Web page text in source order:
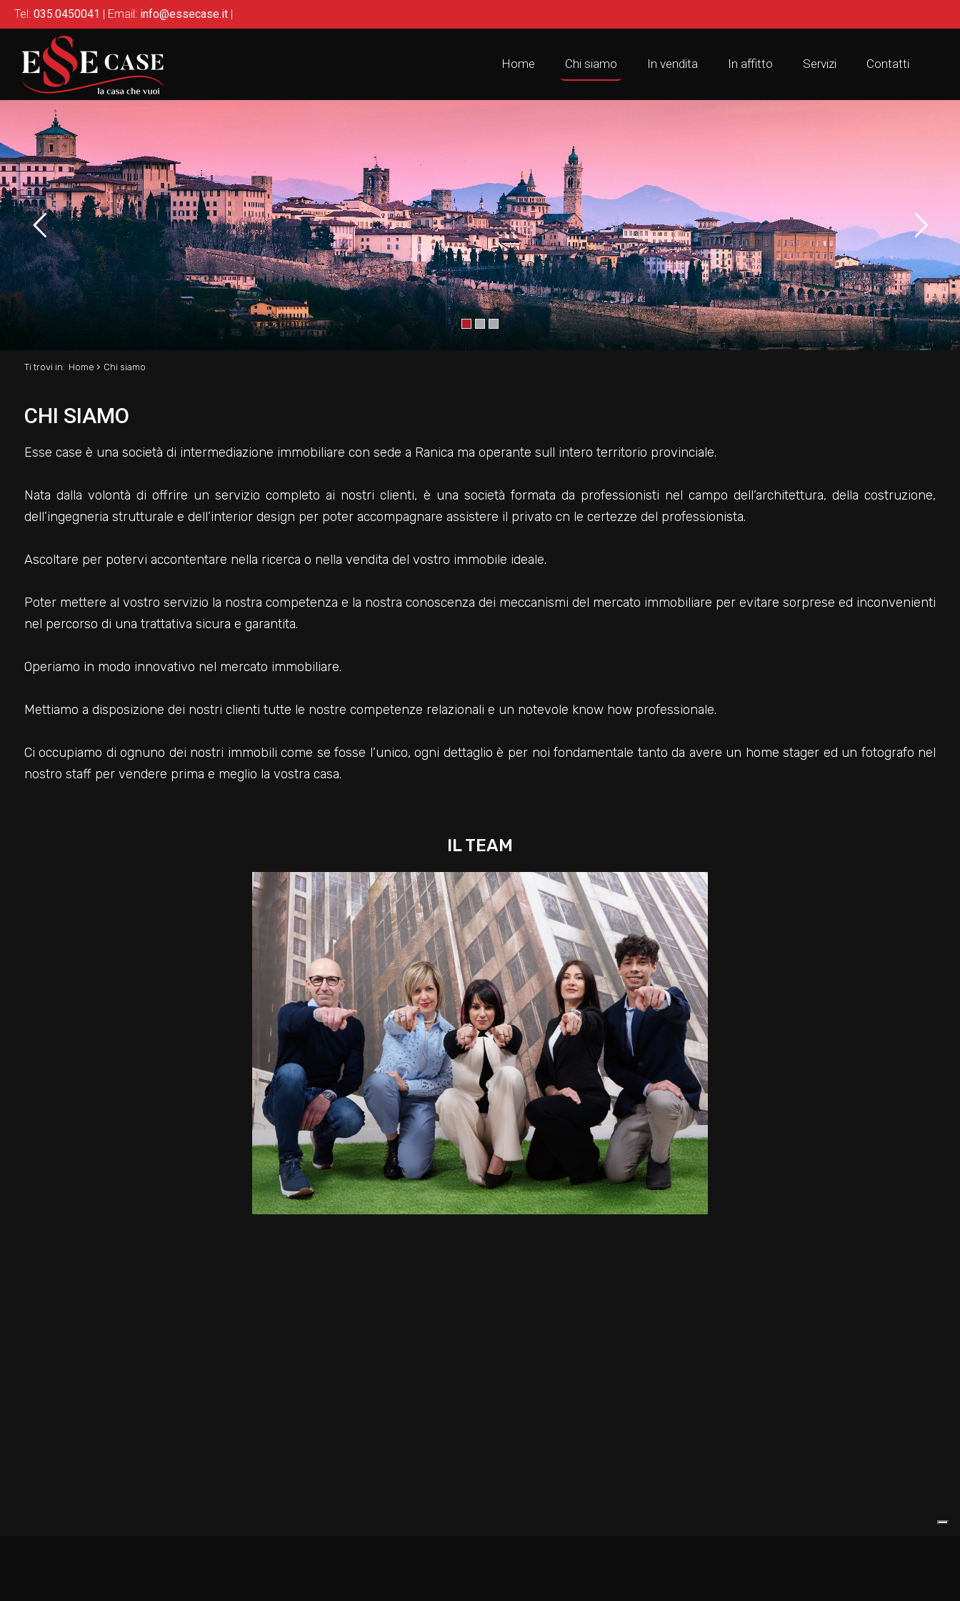
Home Chi siamo In vendita In affitto Servizi Contatti
Tel: 035.0450041 | Email: info@essecase.it |
Ti trovi in: Home › Chi siamo
CHI SIAMO
Esse case è una società di intermediazione immobiliare con sede a Ranica ma operante sull intero territorio provinciale.
Nata dalla volontà di offrire un servizio completo ai nostri clienti, è una società formata da professionisti nel campo dell’architettura, della costruzione,
dell’ingegneria strutturale e dell’interior design per poter accompagnare assistere il privato cn le certezze del professionista.
Ascoltare per potervi accontentare nella ricerca o nella vendita del vostro immobile ideale.
Poter mettere al vostro servizio la nostra competenza e la nostra conoscenza dei meccanismi del mercato immobiliare per evitare sorprese ed inconvenienti
nel percorso di una trattativa sicura e garantita.
Operiamo in modo innovativo nel mercato immobiliare.
Mettiamo a disposizione dei nostri clienti tutte le nostre competenze relazionali e un notevole know how professionale.
Ci occupiamo di ognuno dei nostri immobili come se fosse l’unico, ogni dettaglio è per noi fondamentale tanto da avere un home stager ed un fotografo nel
nostro staff per vendere prima e meglio la vostra casa.
IL TEAM